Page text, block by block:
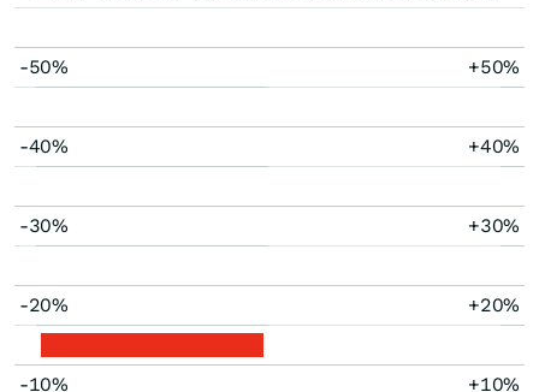
-50% +50%
-40% +40%
-30% +30%
-20% +20%
-10% +10%